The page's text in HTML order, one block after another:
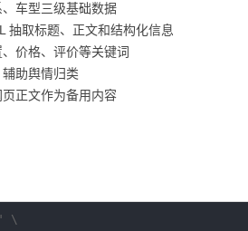
车型三级基础数据
抽取标题、正文和结构化信息
价格、评价等关键词
助舆情归类
正文作为备用内容
\